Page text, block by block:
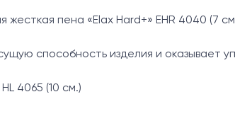
пена «Elax Hard+» EHR 4040 (7
способность изделия и оказывает
4065 (10 см.)